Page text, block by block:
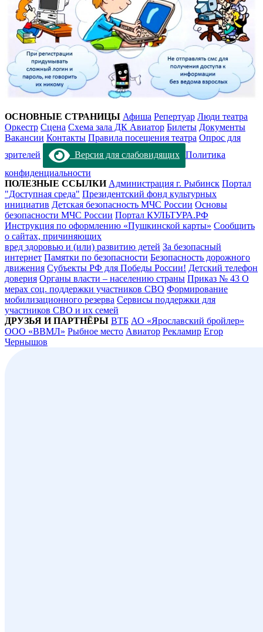
ОСНОВНЫЕ СТРАНИЦЫ Афиша Репертуар Люди театра
Оркестр Сцена Схема зала ДК Авиатор Билеты Документы
Вакансии Контакты Правила посещения театра Опрос для
зрителей
Версия для слабовидящих Политика
конфиденциальности
ПОЛЕЗНЫЕ ССЫЛКИ Администрация г. Рыбинск Портал
"Доступная среда" Президентский фонд культурных
инициатив Детская безопасность МЧС России Основы
безопасности МЧС России Портал КУЛЬТУРА.РФ
Инструкция по оформлению «Пушкинской карты» Сообщить
о сайтах, причиняющих
вред здоровью и (или) развитию детей За безопасный
интернет Памятки по безопасности Безопасность дорожного
движения Субъекты РФ для Победы России! Детский телефон
доверия Органы власти – населению страны Приказ № 43 О
мерах соц. поддержки участников СВО Формирование
мобилизационного резерва Сервисы поддержки для
участников СВО и их семей
ДРУЗЬЯ И ПАРТНЁРЫ ВТБ АО «Ярославский бройлер»
ООО «ВВМЛ» Рыбное место Авиатор Рекламир Егор
Чернышов